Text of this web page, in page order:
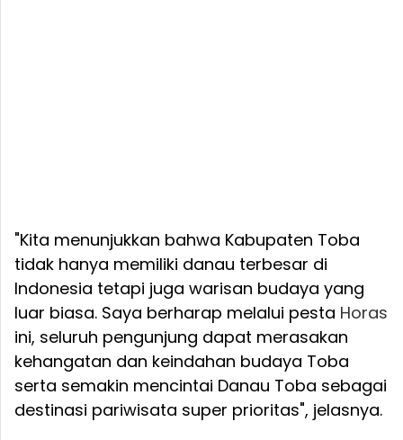
"Kita menunjukkan bahwa Kabupaten Toba
tidak hanya memiliki danau terbesar di
Indonesia tetapi juga warisan budaya yang
luar biasa. Saya berharap melalui pesta Horas
ini, seluruh pengunjung dapat merasakan
kehangatan dan keindahan budaya Toba
serta semakin mencintai Danau Toba sebagai
destinasi pariwisata super prioritas", jelasnya.